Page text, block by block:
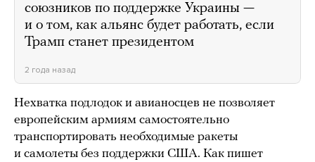
союзников по поддержке Украины —
и о том, как альянс будет работать, если
Трамп станет президентом
2 года назад
Нехватка подлодок и авианосцев не позволяет
европейским армиям самостоятельно
транспортировать необходимые ракеты
и самолеты без поддержки США. Как пишет